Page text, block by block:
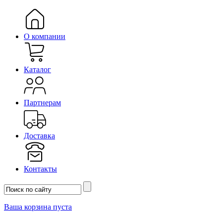
О компании
Каталог
Партнерам
Доставка
Контакты
Ваша корзина пуста